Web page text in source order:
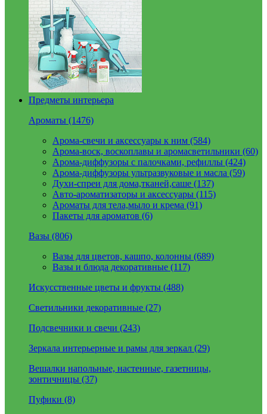
Предметы интерьера
Ароматы (1476)
Арома-свечи и аксессуары к ним (584)
Арома-воск, воскоплавы и аромасветильники (60)
Арома-диффузоры с палочками, рефиллы (424)
Арома-диффузоры ультразвуковые и масла (59)
Духи-спреи для дома,тканей,саше (137)
Авто-ароматизаторы и аксессуары (115)
Ароматы для тела,мыло и крема (91)
Пакеты для ароматов (6)
Вазы (806)
Вазы для цветов, кашпо, колонны (689)
Вазы и блюда декоративные (117)
Искусственные цветы и фрукты (488)
Светильники декоративные (27)
Подсвечники и свечи (243)
Зеркала интерьерные и рамы для зеркал (29)
Вешалки напольные, настенные, газетницы,
зонтичницы (37)
Пуфики (8)